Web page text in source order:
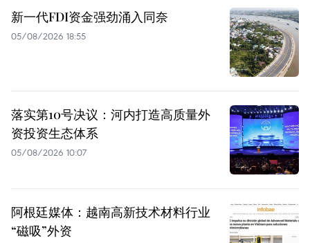
新一代FDI资金强劲涌入同奈
05/08/2026 18:55
落实第10号决议：河内打造高质量外
资投资生态体系
05/08/2026 10:07
阿根廷媒体：越南高新技术材料行业
“磁吸”外资